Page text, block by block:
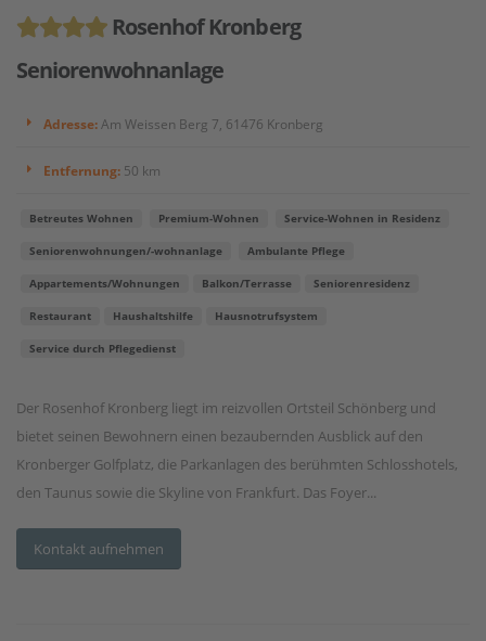
Rosenhof Kronberg
Seniorenwohnanlage
Adresse: Am Weissen Berg 7, 61476 Kronberg
Entfernung: 50 km
Betreutes Wohnen Premium-Wohnen Service-Wohnen in Residenz
Seniorenwohnungen/-wohnanlage Ambulante Pflege
Appartements/Wohnungen Balkon/Terrasse Seniorenresidenz
Restaurant Haushaltshilfe Hausnotrufsystem
Service durch Pflegedienst
Der Rosenhof Kronberg liegt im reizvollen Ortsteil Schönberg und
bietet seinen Bewohnern einen bezaubernden Ausblick auf den
Kronberger Golfplatz, die Parkanlagen des berühmten Schlosshotels,
den Taunus sowie die Skyline von Frankfurt. Das Foyer...
Kontakt aufnehmen